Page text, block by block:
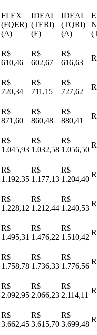
FLEX
(FQER)
(A)
IDEAL
(TERI)
(E)
IDEAL
(TQRI)
(A)
R$
610,46
R$
602,67
R$
616,63
R$
720,34
R$
711,15
R$
727,62
R$
871,60
R$
860,48
R$
880,41
R$
1.045,93
R$
1.032,58
R$
1.056,50
R$
1.192,35
R$
1.177,13
R$
1.204,40
R$
1.228,12
R$
1.212,44
R$
1.240,53
R$
1.495,31
R$
1.476,22
R$
1.510,42
R$
1.758,78
R$
1.736,33
R$
1.776,56
R$
2.092,95
R$
2.066,23
R$
2.114,11
R$
3.662,45
R$
3.615,70
R$
3.699,48